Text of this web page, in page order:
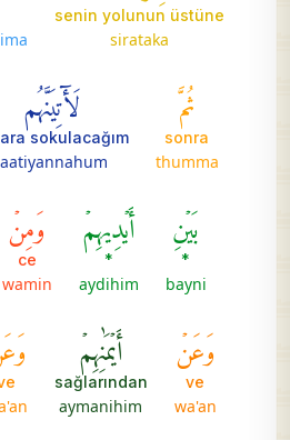
senin yolunun üstüne
sirataka
ثُمَّ
sonra
thumma
لَأٓتِيَنَّهُم
sokulacağım
بَيۡنِ
*
bayni
أَيۡدِيهِمۡ
*
aydihim
وَمِنۡ
ce
wamin
وَعَنۡ
ve
wa'an
أَيۡمَٰنِهِمۡ
sağlarından
aymanihim